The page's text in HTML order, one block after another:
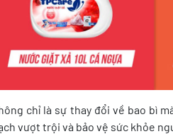
chỉ là sự thay đổi về bao bì
vượt trội và bảo vệ sức khỏe